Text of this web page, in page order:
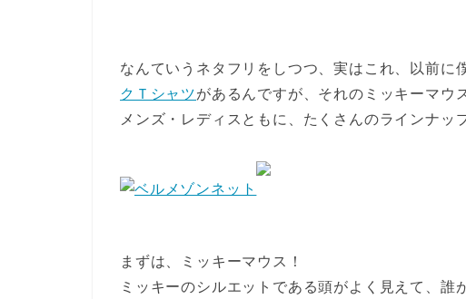
なんていうネタフリをしつつ、実はこれ、以前に
クＴシャツがあるんですが、それのミッキーマウ
メンズ・レディスともに、たくさんのラインナッ
まずは、ミッキーマウス！
ミッキーのシルエットである頭がよく見えて、誰